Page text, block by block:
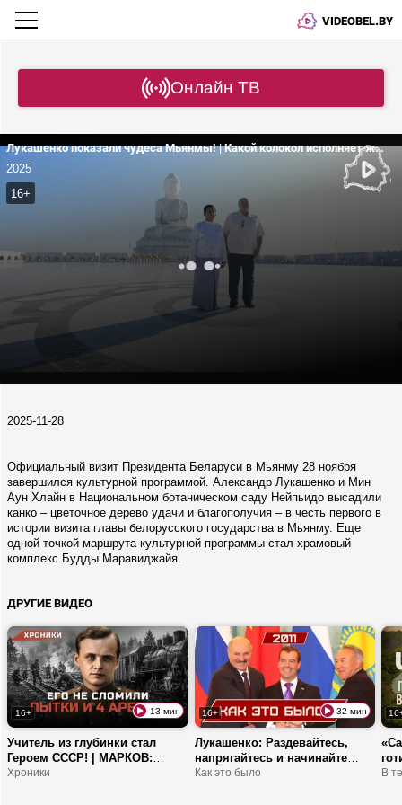
VIDEOBEL.BY
Онлайн ТВ
Лукашенко показали чудеса Мьянмы! | Какой колокол исполняет желания?
2025
16+
2025-11-28
Официальный визит Президента Беларуси в Мьянму 28 ноября
завершился культурной программой. Александр Лукашенко и Мин
Аун Хлайн в Национальном ботаническом саду Нейпьидо высадили
канко – цветочное дерево удачи и благополучия – в честь первого в
истории визита главы белорусского государства в Мьянму. Еще
одной точкой маршрута культурной программы стал храмовый
комплекс Будды Маравиджайя.
ДРУГИЕ ВИДЕО
16+ 13 мин
Учитель из глубинки стал
Героем СССР! | МАРКОВ:
легендарный комбриг и гроза
Хроники
16+ 32 мин
Лукашенко: Раздевайтесь,
напрягайтесь и начинайте
РАБОТАТЬ! | Теракт, кризис и
Как это было В